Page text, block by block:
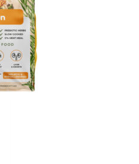
pueden
elegir
en
la
página
de